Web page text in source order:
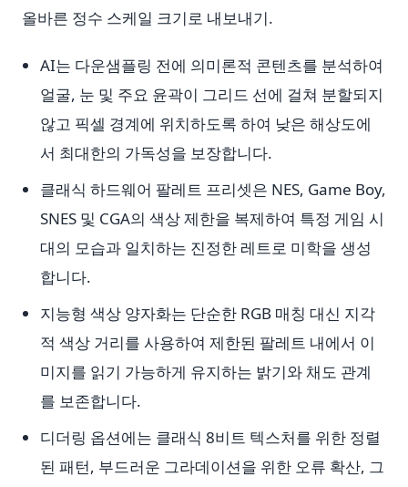
올바른 정수 스케일 크기로 내보내기.
AI는 다운샘플링 전에 의미론적 콘텐츠를 분석하여
얼굴, 눈 및 주요 윤곽이 그리드 선에 걸쳐 분할되지
않고 픽셀 경계에 위치하도록 하여 낮은 해상도에
서 최대한의 가독성을 보장합니다.
클래식 하드웨어 팔레트 프리셋은 NES, Game Boy,
SNES 및 CGA의 색상 제한을 복제하여 특정 게임 시
대의 모습과 일치하는 진정한 레트로 미학을 생성
합니다.
지능형 색상 양자화는 단순한 RGB 매칭 대신 지각
적 색상 거리를 사용하여 제한된 팔레트 내에서 이
미지를 읽기 가능하게 유지하는 밝기와 채도 관계
를 보존합니다.
디더링 옵션에는 클래식 8비트 텍스처를 위한 정렬
된 패턴, 부드러운 그라데이션을 위한 오류 확산, 그